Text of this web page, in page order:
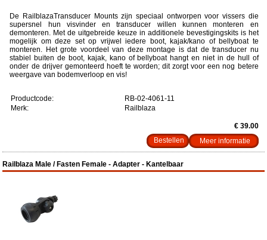
De RailblazaTransducer Mounts zijn speciaal ontworpen voor vissers die
supersnel hun visvinder en transducer willen kunnen monteren en
demonteren. Met de uitgebreide keuze in additionele bevestigingskits is het
mogelijk om deze set op vrijwel iedere boot, kajak/kano of bellyboat te
monteren. Het grote voordeel van deze montage is dat de transducer nu
stabiel buiten de boot, kajak, kano of bellyboat hangt en niet in de hull of
onder de drijver gemonteerd hoeft te worden; dit zorgt voor een nog betere
weergave van bodemverloop en vis!
Productcode:
RB-02-4061-11
Merk:
Railblaza
€ 39.00
Meer informatie
Railblaza Male / Fasten Female - Adapter - Kantelbaar